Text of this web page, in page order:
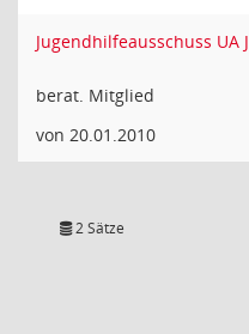
Jugendhilfeausschuss UA
berat. Mitglied
von 20.01.2010
2 Sätze